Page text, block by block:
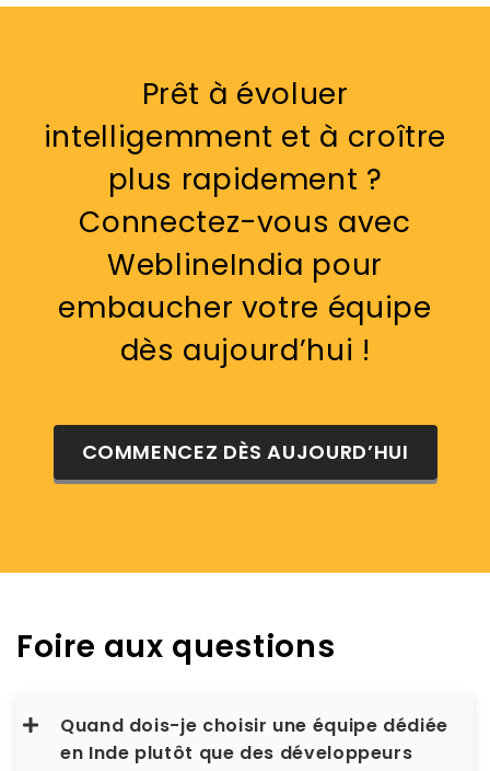
Prêt à évoluer
intelligemment et à croître
plus rapidement ?
Connectez-vous avec
WeblineIndia pour
embaucher votre équipe
dès aujourd’hui !
COMMENCEZ DÈS AUJOURD’HUI
Foire aux questions
Quand dois-je choisir une équipe dédiée
en Inde plutôt que des développeurs